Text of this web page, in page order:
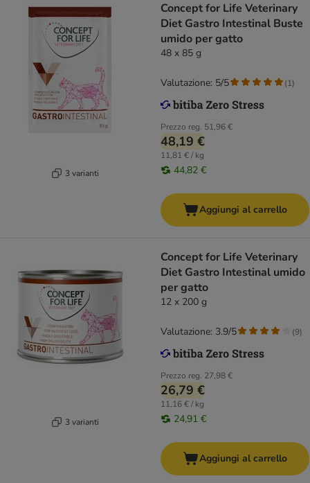
3 varianti
Concept for Life Veterinary
Diet Gastro Intestinal Buste
umido per gatto
48 x 85 g
Prezzo reg. 51,96 €
48,19 €
11,81 € / kg
44,82 €
Valutazione: 5/5 (1)
Aggiungi al carrello
3 varianti
Concept for Life Veterinary
Diet Gastro Intestinal umido
per gatto
12 x 200 g
Prezzo reg. 27,98 €
26,79 €
11,16 € / kg
24,91 €
Valutazione: 3.9/5 (9)
Aggiungi al carrello